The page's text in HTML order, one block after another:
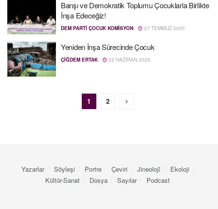
Barışı ve Demokratik Toplumu Çocuklarla Birlikte
İnşa Edeceğiz!
DEM PARTI ÇOCUK KOMISYON 27 TEMMUZ 2025
Yeniden İnşa Sürecinde Çocuk
ÇIĞDEM ERTAK 22 HAZIRAN 2025
1 2
Yazarlar Söyleşi Portre Çeviri Jineolojî
Ekoloji
Kültür-Sanat
Dosya Sayılar Podcast